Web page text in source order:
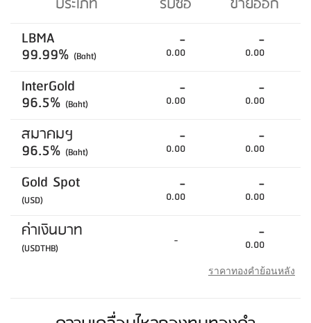
LBMA
99.99% (Baht)
-
0.00
-
0.00
InterGold
96.5% (Baht)
-
0.00
-
0.00
สมาคมฯ
96.5% (Baht)
-
0.00
-
0.00
Gold Spot
(USD)
-
0.00
-
0.00
ค่าเงินบาท
(USDTHB) - -
0.00
ราคาทองคำย้อนหลัง